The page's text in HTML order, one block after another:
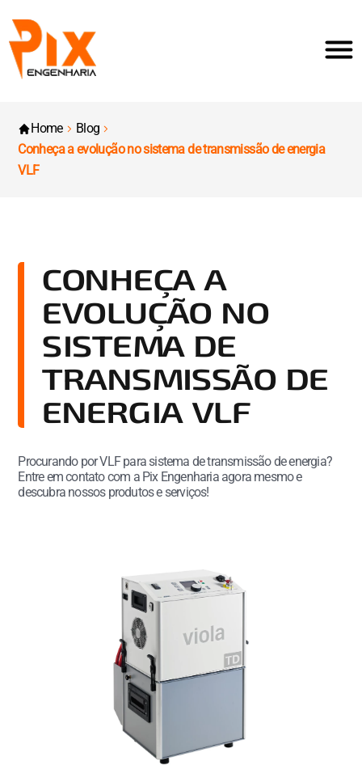
Home
Blog
Conheça a evolução no sistema de transmissão de energia
VLF
CONHEÇA A
EVOLUÇÃO NO
SISTEMA DE
TRANSMISSÃO DE
ENERGIA VLF
Procurando por VLF para sistema de transmissão de energia?
Entre em contato com a Pix Engenharia agora mesmo e
descubra nossos produtos e serviços!